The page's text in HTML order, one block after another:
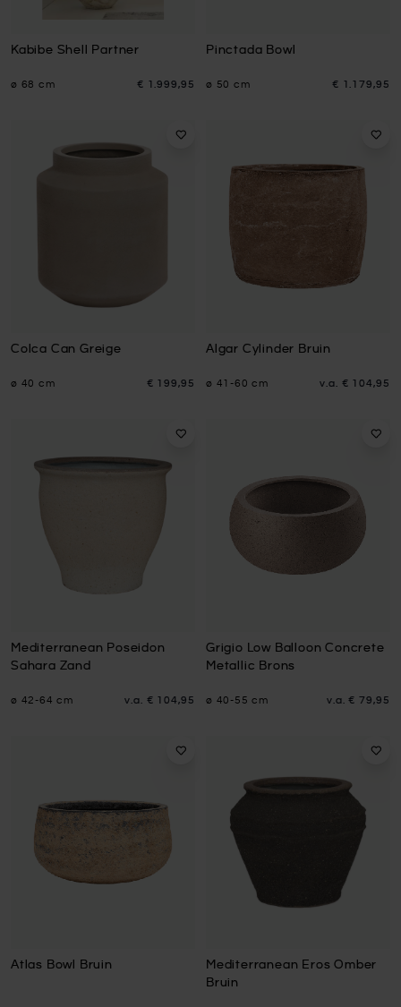
Kabibe Shell Partner
ø 68 cm € 1.999,95
Pinctada Bowl
ø 50 cm € 1.179,95
Colca Can Greige
ø 40 cm € 199,95
Algar Cylinder Bruin
ø 41-60 cm v.a. € 104,95
Mediterranean Poseidon
Sahara Zand
ø 42-64 cm v.a. € 104,95
Grigio Low Balloon Concrete
Metallic Brons
ø 40-55 cm v.a. € 79,95
Atlas Bowl Bruin
Mediterranean Eros Omber
Bruin